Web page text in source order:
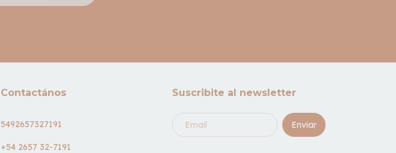
Contactános
5492657327191
+54 2657 32-7191
Suscribite al newsletter